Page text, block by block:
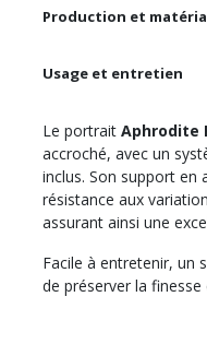
Production et
Usage et entretien
Le portrait Aphrodite
accroché, avec un
inclus. Son support en
résistance aux
assurant ainsi une
Facile à entretenir, un
de préserver la finesse